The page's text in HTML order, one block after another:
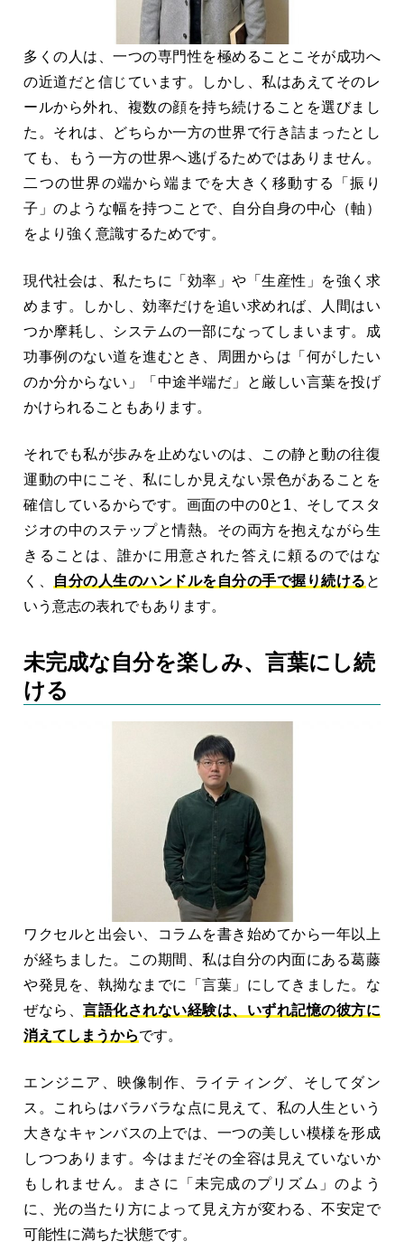
多くの人は、一つの専門性を極めることこそが成功へ
の近道だと信じています。しかし、私はあえてそのレ
ールから外れ、複数の顔を持ち続けることを選びまし
た。それは、どちらか一方の世界で行き詰まったとし
ても、もう一方の世界へ逃げるためではありません。
二つの世界の端から端までを大きく移動する「振り
子」のような幅を持つことで、自分自身の中心（軸）
をより強く意識するためです。
現代社会は、私たちに「効率」や「生産性」を強く求
めます。しかし、効率だけを追い求めれば、人間はい
つか摩耗し、システムの一部になってしまいます。成
功事例のない道を進むとき、周囲からは「何がしたい
のか分からない」「中途半端だ」と厳しい言葉を投げ
かけられることもあります。
それでも私が歩みを止めないのは、この静と動の往復
運動の中にこそ、私にしか見えない景色があることを
確信しているからです。画面の中の0と1、そしてスタ
ジオの中のステップと情熱。その両方を抱えながら生
きることは、誰かに用意された答えに頼るのではな
く、 自分の人生のハンドルを自分の手で握り続ける と
いう意志の表れでもあります。
未完成な自分を楽しみ、言葉にし続
ける
ワクセルと出会い、コラムを書き始めてから一年以上
が経ちました。この期間、私は自分の内面にある葛藤
や発見を、執拗なまでに「言葉」にしてきました。な
ぜなら、言語化されない経験は、いずれ記憶の彼方に
消えてしまうからです。
エンジニア、映像制作、ライティング、そしてダン
ス。これらはバラバラな点に見えて、私の人生という
大きなキャンバスの上では、一つの美しい模様を形成
しつつあります。今はまだその全容は見えていないか
もしれません。まさに「未完成のプリズム」のよう
に、光の当たり方によって見え方が変わる、不安定で
可能性に満ちた状態です。